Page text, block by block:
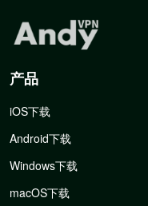
产品
iOS下载
Android下载
Windows下载
macOS下载